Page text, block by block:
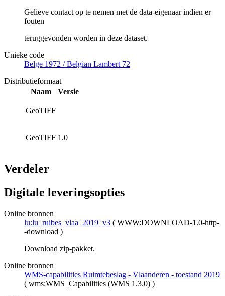
Gelieve contact op te nemen met de data-eigenaar indien er
fouten
teruggevonden worden in deze dataset.
Unieke code
Belge 1972 / Belgian Lambert 72
Distributieformaat
Naam
Versie
GeoTIFF
GeoTIFF 1.0
Verdeler
Digitale leveringsopties
Online bronnen
lu:lu_ruibes_vlaa_2019_v3 ( WWW:DOWNLOAD-1.0-http-
-download )
Download zip-pakket.
Online bronnen
WMS-capabilities Ruimtebeslag - Vlaanderen - toestand 2019
( wms:WMS_Capabilities (WMS 1.3.0) )